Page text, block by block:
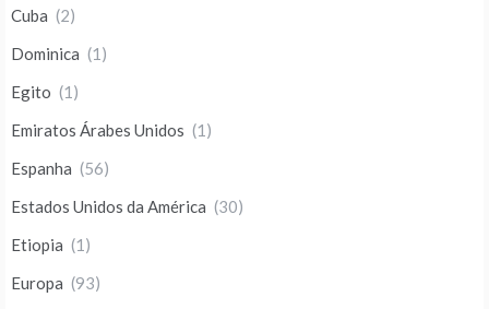
Cuba (2)
Dominica (1)
Egito (1)
Emiratos Árabes Unidos (1)
Espanha (56)
Estados Unidos da América (30)
Etiopia (1)
Europa (93)